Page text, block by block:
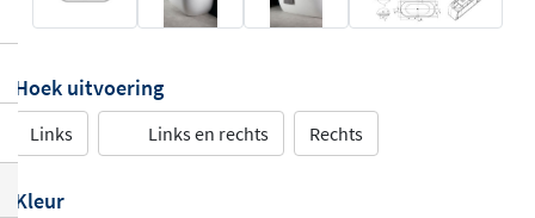
Hoek uitvoering
Links Links en rechts Rechts
Kleur